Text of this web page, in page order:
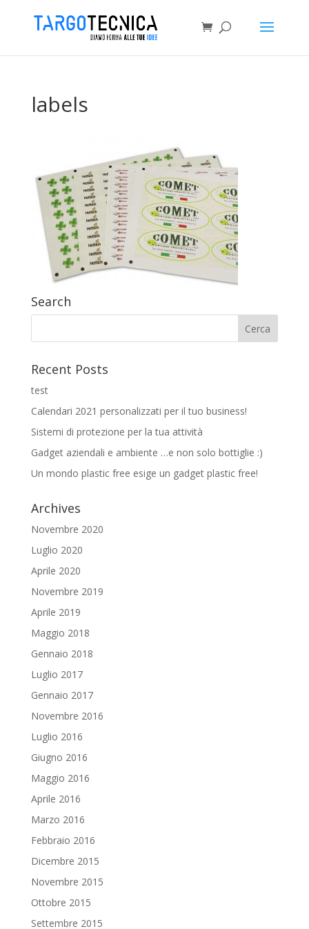
labels
Search
Recent Posts
test
Calendari 2021 personalizzati per il tuo business!
Sistemi di protezione per la tua attività
Gadget aziendali e ambiente …e non solo bottiglie :)
Un mondo plastic free esige un gadget plastic free!
Archives
Novembre 2020
Luglio 2020
Aprile 2020
Novembre 2019
Aprile 2019
Maggio 2018
Gennaio 2018
Luglio 2017
Gennaio 2017
Novembre 2016
Luglio 2016
Giugno 2016
Maggio 2016
Aprile 2016
Marzo 2016
Febbraio 2016
Dicembre 2015
Novembre 2015
Ottobre 2015
Settembre 2015